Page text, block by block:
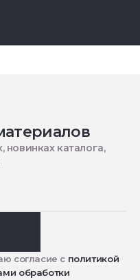
каталога,
согласие с политикой
обработки